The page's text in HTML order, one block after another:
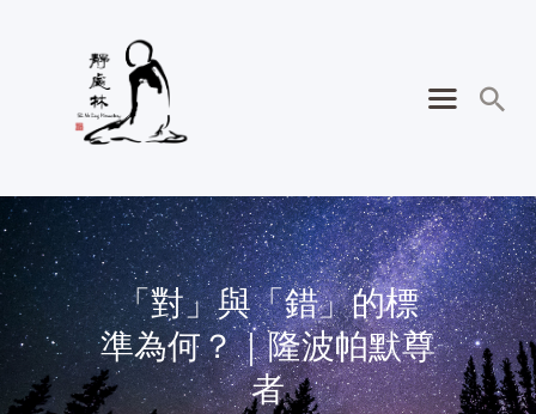
「對」與「錯」的標
準為何？｜隆波帕默尊
者